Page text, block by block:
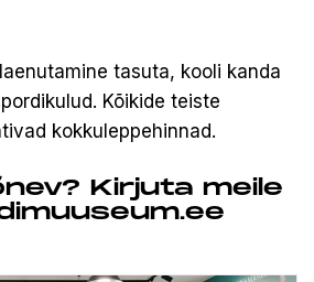
tasuta, kooli kanda
Kõikide teiste
kokkuleppehinnad.
Kirjuta meile